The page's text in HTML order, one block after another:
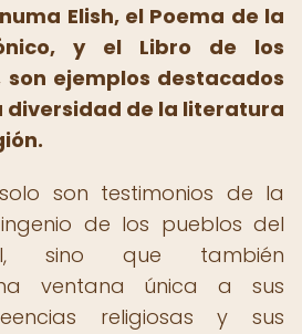
Elish, el Poema de la
y el Libro de los
son ejemplos destacados
diversidad de la literatura
son testimonios de la
de los pueblos del
sino que también
ventana única a sus
religiosas y sus